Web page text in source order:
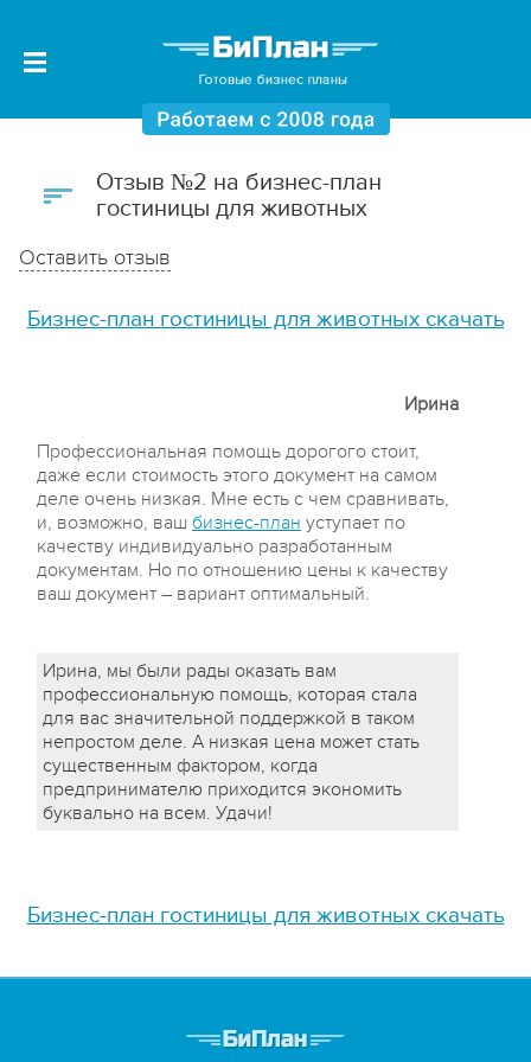
Отзыв №2 на бизнес-план
гостиницы для животных
Оставить отзыв
Бизнес-план гостиницы для животных скачать
Ирина
Профессиональная помощь дорогого стоит,
даже если стоимость этого документ на самом
деле очень низкая. Мне есть с чем сравнивать,
и, возможно, ваш бизнес-план уступает по
качеству индивидуально разработанным
документам. Но по отношению цены к качеству
ваш документ – вариант оптимальный.
Ирина, мы были рады оказать вам
профессиональную помощь, которая стала
для вас значительной поддержкой в таком
непростом деле. А низкая цена может стать
существенным фактором, когда
предпринимателю приходится экономить
буквально на всем. Удачи!
Бизнес-план гостиницы для животных скачать